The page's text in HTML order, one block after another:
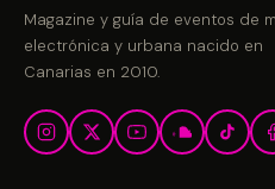
Magazine y guía de eventos de
electrónica y urbana nacido en
Canarias en 2010.